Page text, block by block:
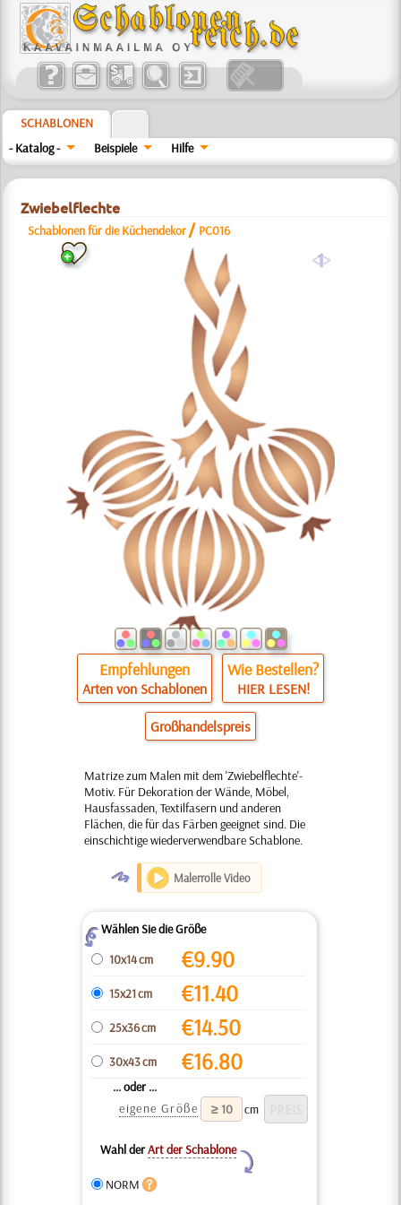
SCHABLONEN
- Katalog -
Beispiele Hilfe
Zwiebelflechte
Schablonen für die Küchendekor / РС016
a
Empfehlungen
Arten von Schablonen
Wie Bestellen?
HIER LESEN!
Großhandelspreis
Matrize zum Malen mit dem 'Zwiebelflechte'-
Motiv. Für Dekoration der Wände, Möbel,
Hausfassaden, Textilfasern und anderen
Flächen, die für das Färben geeignet sind. Die
einschichtige wiederverwendbare Schablone.
O Malerrolle Video
ZWählen Sie die Größe
10x14 cm
€9.90
15x21 cm €11.40
25x36 cm €14.50
30x43 cm €16.80
... oder ...
eigene Größe
cm
Wahl derArt der Schablone
Y
NORM